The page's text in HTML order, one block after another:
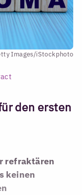
Images/iStockphoto
den ersten
refraktären
keinen